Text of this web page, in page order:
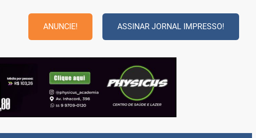
ANUNCIE! ASSINAR JORNAL IMPRESSO!